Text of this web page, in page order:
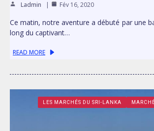
Ladmin Fév 16, 2020
Ce matin, notre aventure a débuté par une
long du captivant…
READ MORE
LES MARCHÉS DU SRI-LANKA